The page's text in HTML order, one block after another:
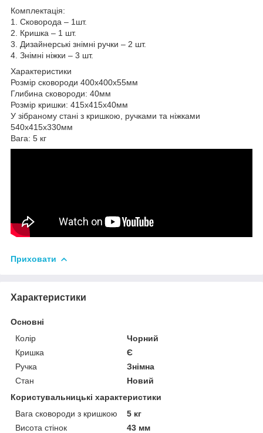
Комплектація:
1. Сковорода – 1шт.
2. Кришка – 1 шт.
3. Дизайнерські знімні ручки – 2 шт.
4. Знімні ніжки – 3 шт.
Характеристики
Розмір сковороди 400х400х55мм
Глибина сковороди: 40мм
Розмір кришки: 415х415х40мм
У зібраному стані з кришкою, ручками та ніжками
540х415х330мм
Вага: 5 кг
Приховати
Характеристики
Основні
Колір
Чорний
Кришка
Є
Ручка
Знімна
Стан
Новий
Користувальницькі характеристики
Вага сковороди з кришкою
5 кг
Висота стінок
43 мм